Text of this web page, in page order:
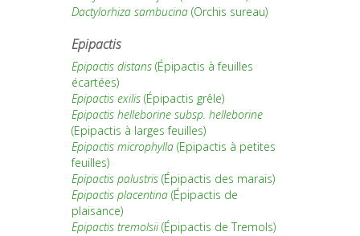
Dactylorhiza sambucina (Orchis sureau)
Epipactis
Epipactis distans (Épipactis à feuilles
écartées)
Epipactis exilis (Épipactis grêle)
Epipactis helleborine subsp. helleborine
(Epipactis à larges feuilles)
Epipactis microphylla (Epipactis à petites
feuilles)
Epipactis palustris (Épipactis des marais)
Epipactis placentina (Épipactis de
plaisance)
Epipactis tremolsii(Épipactis de Tremols)